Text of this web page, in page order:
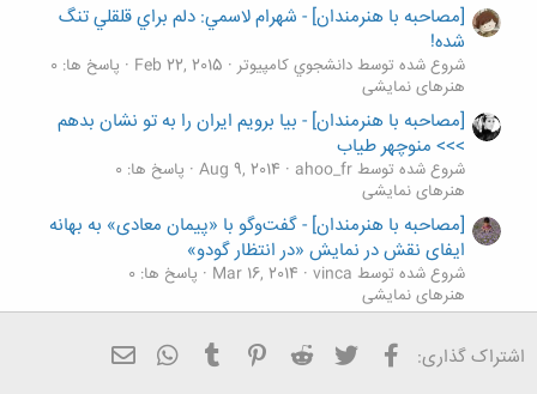
[مصاحبه با هنرمندان] - شهرام لاسمي: دلم براي قلقلي تنگ
شده!
شروع شده توسط دانشجوي كامپيوتر Feb 22, 2015
پاسخ ها: 0
هنرهای نمایشی
[مصاحبه با هنرمندان] - بیا برویم ایران را به تو نشان بدهم
>>> منوچهر طیاب
شروع شده توسط ahoo_fr Aug 9, 2014 پاسخ ها: 0
هنرهای نمایشی
[مصاحبه با هنرمندان] - گفت‌وگو با «پيمان معادی» به بهانه
ايفای نقش در نمايش «در انتظار گودو»
شروع شده توسط vinca Mar 16, 2014
پاسخ ها: 0
هنرهای نمایشی
صفاریان و اشکان خطیبی درباره «در روزهای آخر اسفند»اشتراک گذاری: فیسبوک تویتر Reddit
Pinterest
Tumblr
WhatsApp